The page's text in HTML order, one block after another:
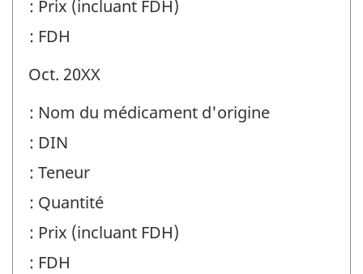
: Prix (incluant FDH)
: FDH
Oct. 20XX
: Nom du médicament d'origine
: DIN
: Teneur
: Quantité
: Prix (incluant FDH)
: FDH